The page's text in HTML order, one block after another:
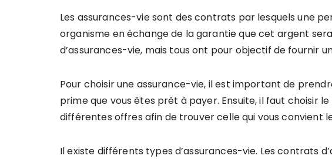
Les assurances-vie sont des contrats par lesquels une
organisme en échange de la garantie que cet argent
d’assurances-vie, mais tous ont pour objectif de fournir
Pour choisir une assurance-vie, il est important de
prime que vous êtes prêt à payer. Ensuite, il faut choisir
différentes offres afin de trouver celle qui vous convient
Il existe différents types d’assurances-vie. Les contrats